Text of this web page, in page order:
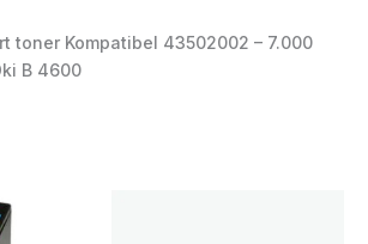
toner Kompatibel 43502002 – 7.000
B 4600